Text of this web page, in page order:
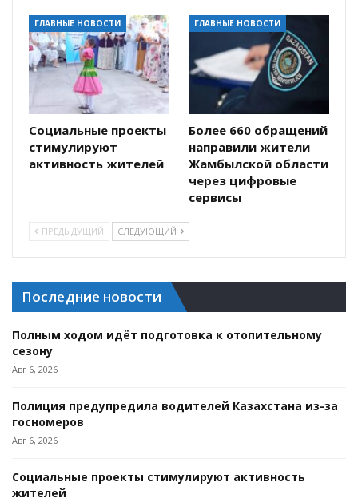
ГЛАВНЫЕ НОВОСТИ
Социальные проекты
стимулируют
активность жителей
ГЛАВНЫЕ НОВОСТИ
Более 660 обращений
направили жители
Жамбылской области
через цифровые
сервисы
ПРЕДЫДУЩИЙ СЛЕДУЮЩИЙ
Последние новости
Полным ходом идёт подготовка к отопительному
сезону
Авг 6, 2026
Полиция предупредила водителей Казахстана из-за
госномеров
Авг 6, 2026
Социальные проекты стимулируют активность
жителей